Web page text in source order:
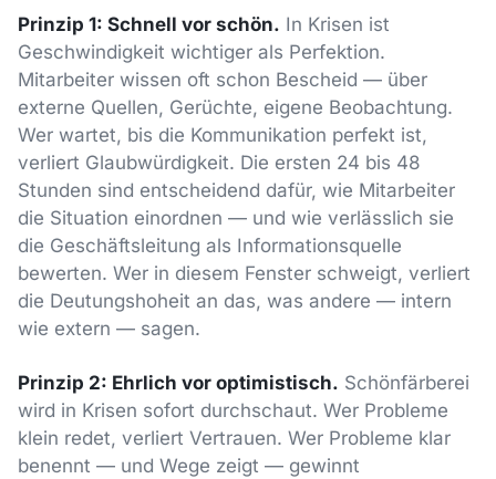
Prinzip 1: Schnell vor schön. In Krisen ist
Geschwindigkeit wichtiger als Perfektion.
Mitarbeiter wissen oft schon Bescheid — über
externe Quellen, Gerüchte, eigene Beobachtung.
Wer wartet, bis die Kommunikation perfekt ist,
verliert Glaubwürdigkeit. Die ersten 24 bis 48
Stunden sind entscheidend dafür, wie Mitarbeiter
die Situation einordnen — und wie verlässlich sie
die Geschäftsleitung als Informationsquelle
bewerten. Wer in diesem Fenster schweigt, verliert
die Deutungshoheit an das, was andere — intern
wie extern — sagen.
Prinzip 2: Ehrlich vor optimistisch. Schönfärberei
wird in Krisen sofort durchschaut. Wer Probleme
klein redet, verliert Vertrauen. Wer Probleme klar
benennt — und Wege zeigt — gewinnt